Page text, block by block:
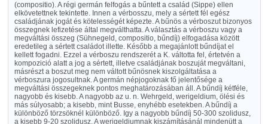
(compositio). A régi germán felfogás a bűntett a család (Sippe) ellen
elkövetettnek tekintette. Innen a vérbosszu, mely a sértett fél egész
családjának jogát és kötelességét képezte. A bűnös a vérboszut bizonyos
összegnek lefizetése által megválthatta. A választás a vérboszu vagy a
megváltási összeg (Sühnegeld, compositio, bűndíj) elfogadása között
eredetileg a sértett családot illette. Később a megajánlott bűndíjat el
kellett fogadni. Ezzel a vérboszu rendszerét a K. váltotta fel, értetvén a
kompozició alatt a jog a sértett, illetve családjának boszuját megváltani,
másrészt a boszut meg nem váltott bűnösnek kiszolgáltatása a
vérboszura jogosultnak. A germán népjogoknak fő jelentősége a
megváltási összegeknek pontos meghatározásában áll. A bűndíj kétféle,
nagyobb és kisebb. A nagyobb az u. n. Wehrgeld, werigeldium, ölési és
más súlyosabb; a kisebb, mint Busse, enyhébb esetekben. A bűndíj a
különböző törzsöknél különböző. Igy a nagyobb bűndíj 50-300 szolidusz,
a kisebb 9-20 szolidusz. A werigeldiumnak kiszámításánál mindenütt a